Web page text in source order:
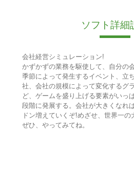
ソフト詳細
会社経営シミュレーション!
かずかずの業務を駆使して、自分の
季節によって発生するイベント、立
社、会社の規模によって変化するグ
ど、ゲームを盛り上げる要素がいっ
段階に発展する。会社が大きくなれ
ドン増えていくぞ!めざせ、世界一の
ぜひ、やってみてね。